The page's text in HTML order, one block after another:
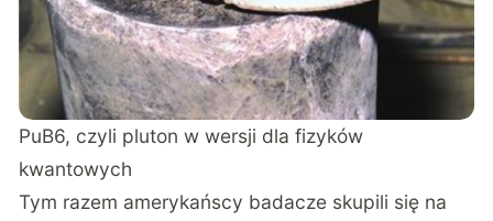
PuB6, czyli pluton w wersji dla fizyków
kwantowych
Tym razem amerykańscy badacze skupili się na